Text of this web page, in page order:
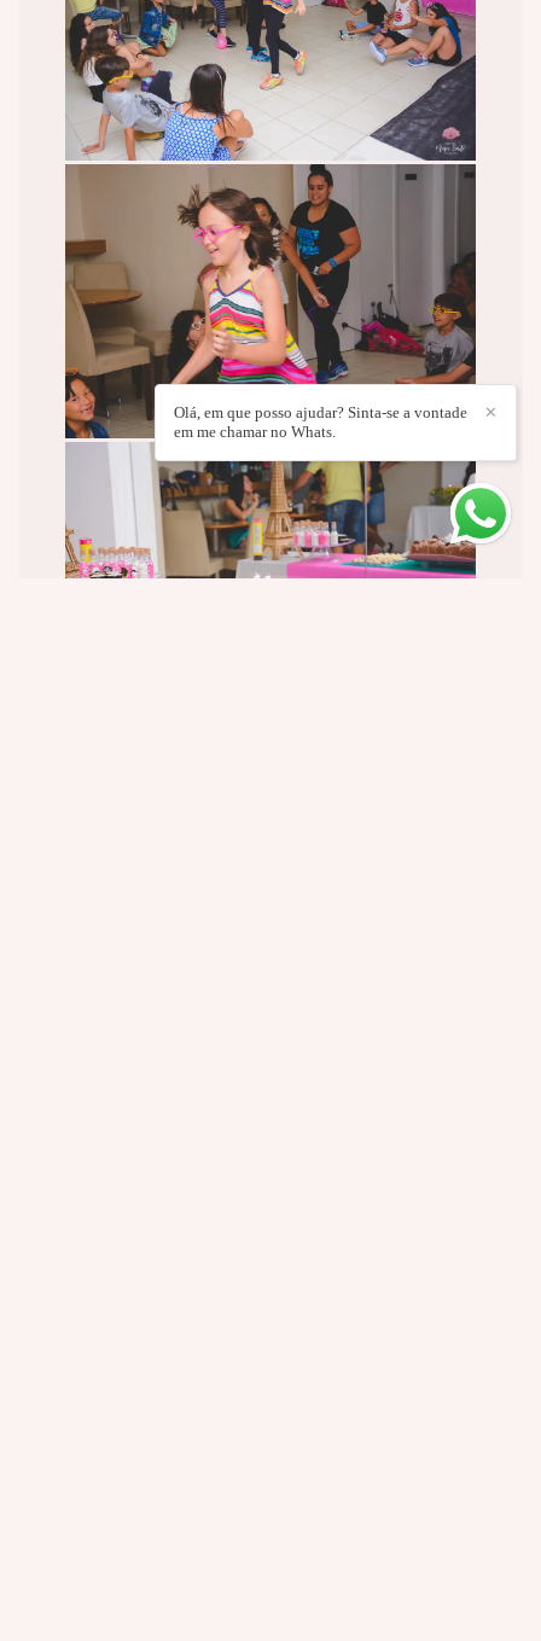
✕
Olá, em que posso ajudar? Sinta-se a vontade
em me chamar no Whats.